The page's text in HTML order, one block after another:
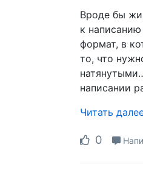
Вроде бы
к
формат, в
то, что
написании
Читать
0